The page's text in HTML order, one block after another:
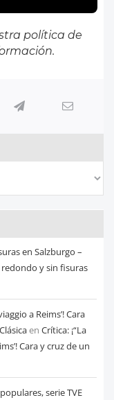
política de
en Salzburgo –
redondo y sin fisuras
a Reims’! Cara
en Crítica: ¡“La
Cara y cruz de un
serie TVE